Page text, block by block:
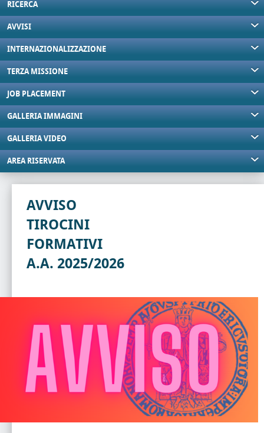
RICERCA
AVVISI
INTERNAZIONALIZZAZIONE
TERZA MISSIONE
JOB PLACEMENT
GALLERIA IMMAGINI
GALLERIA VIDEO
AREA RISERVATA
AVVISO
TIROCINI
FORMATIVI
A.A. 2025/2026